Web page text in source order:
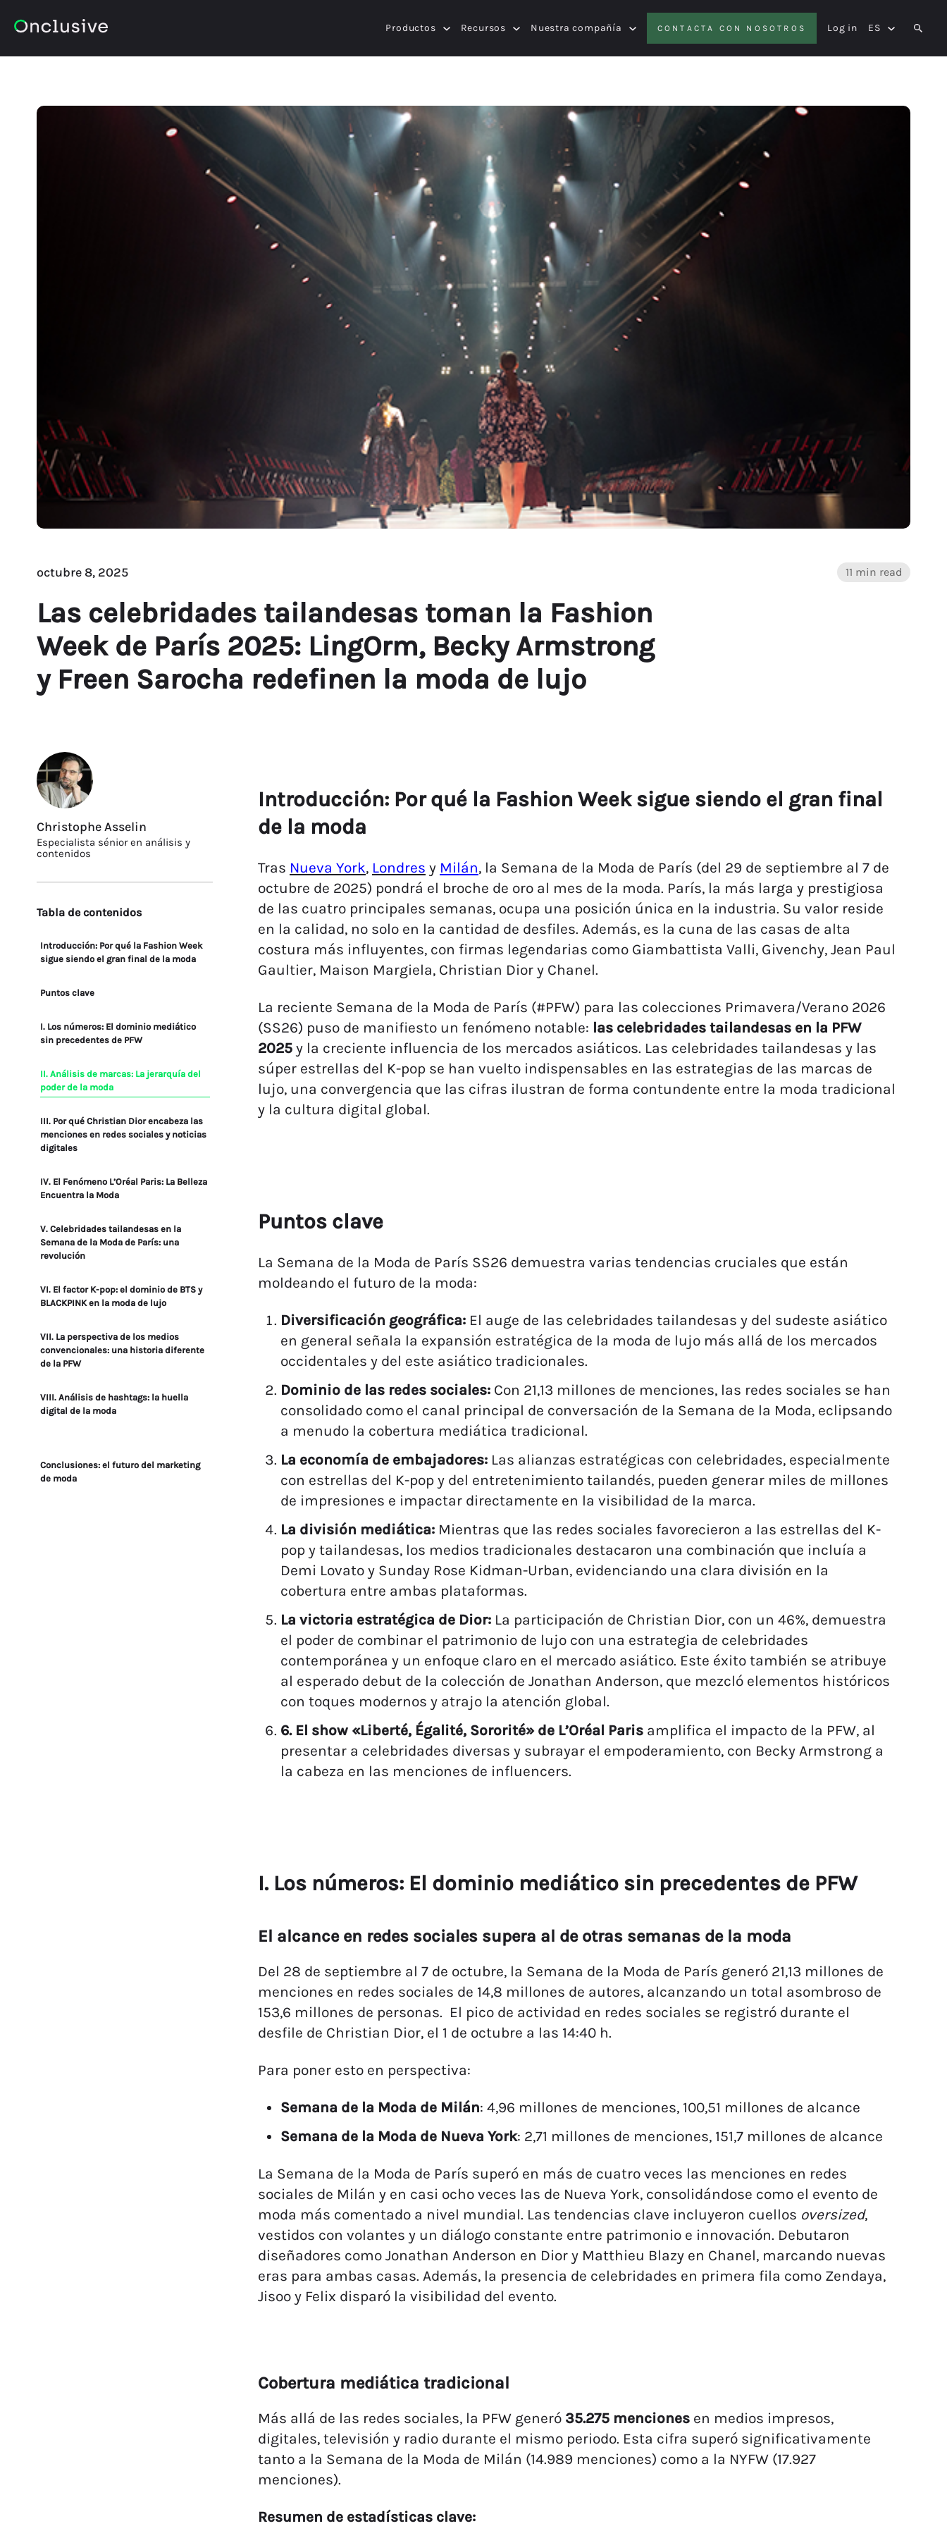
Productos Recursos Nuestra compañía CONTACTA CON NOSOTROS Log in ES
octubre 8, 2025 11 min read
Las celebridades tailandesas toman la Fashion
Week de París 2025: LingOrm, Becky Armstrong
y Freen Sarocha redefinen la moda de lujo
Christophe Asselin
Especialista sénior en análisis y
contenidos
Tabla de contenidos
Introducción: Por qué la Fashion Week
sigue siendo el gran final de la moda
Puntos clave
I. Los números: El dominio mediático
sin precedentes de PFW
II. Análisis de marcas: La jerarquía del
poder de la moda
III. Por qué Christian Dior encabeza las
menciones en redes sociales y noticias
digitales
IV. El Fenómeno L’Oréal Paris: La Belleza
Encuentra la Moda
V. Celebridades tailandesas en la
Semana de la Moda de París: una
revolución
VI. El factor K-pop: el dominio de BTS y
BLACKPINK en la moda de lujo
VII. La perspectiva de los medios
convencionales: una historia diferente
de la PFW
VIII. Análisis de hashtags: la huella
digital de la moda
Conclusiones: el futuro del marketing
de moda
Introducción: Por qué la Fashion Week sigue siendo el gran final
de la moda
Tras Nueva York, Londres y Milán, la Semana de la Moda de París (del 29 de septiembre al 7 de
octubre de 2025) pondrá el broche de oro al mes de la moda. París, la más larga y prestigiosa
de las cuatro principales semanas, ocupa una posición única en la industria. Su valor reside
en la calidad, no solo en la cantidad de desfiles. Además, es la cuna de las casas de alta
costura más influyentes, con firmas legendarias como Giambattista Valli, Givenchy, Jean Paul
Gaultier, Maison Margiela, Christian Dior y Chanel.
La reciente Semana de la Moda de París (#PFW) para las colecciones Primavera/Verano 2026
(SS26) puso de manifiesto un fenómeno notable: las celebridades tailandesas en la PFW
2025 y la creciente influencia de los mercados asiáticos. Las celebridades tailandesas y las
súper estrellas del K-pop se han vuelto indispensables en las estrategias de las marcas de
lujo, una convergencia que las cifras ilustran de forma contundente entre la moda tradicional
y la cultura digital global.
Puntos clave
La Semana de la Moda de París SS26 demuestra varias tendencias cruciales que están
moldeando el futuro de la moda:
Diversificación geográfica: El auge de las celebridades tailandesas y del sudeste asiático
en general señala la expansión estratégica de la moda de lujo más allá de los mercados
occidentales y del este asiático tradicionales.
Dominio de las redes sociales: Con 21,13 millones de menciones, las redes sociales se han
consolidado como el canal principal de conversación de la Semana de la Moda, eclipsando
a menudo la cobertura mediática tradicional.
La economía de embajadores: Las alianzas estratégicas con celebridades, especialmente
con estrellas del K-pop y del entretenimiento tailandés, pueden generar miles de millones
de impresiones e impactar directamente en la visibilidad de la marca.
La división mediática: Mientras que las redes sociales favorecieron a las estrellas del K-
pop y tailandesas, los medios tradicionales destacaron una combinación que incluía a
Demi Lovato y Sunday Rose Kidman-Urban, evidenciando una clara división en la
cobertura entre ambas plataformas.
La victoria estratégica de Dior: La participación de Christian Dior, con un 46%, demuestra
el poder de combinar el patrimonio de lujo con una estrategia de celebridades
contemporánea y un enfoque claro en el mercado asiático. Este éxito también se atribuye
al esperado debut de la colección de Jonathan Anderson, que mezcló elementos históricos
con toques modernos y atrajo la atención global.
6. El show «Liberté, Égalité, Sororité» de L’Oréal Paris amplifica el impacto de la PFW, al
presentar a celebridades diversas y subrayar el empoderamiento, con Becky Armstrong a
la cabeza en las menciones de influencers.
I. Los números: El dominio mediático sin precedentes de PFW
El alcance en redes sociales supera al de otras semanas de la moda
Del 28 de septiembre al 7 de octubre, la Semana de la Moda de París generó 21,13 millones de
menciones en redes sociales de 14,8 millones de autores, alcanzando un total asombroso de
153,6 millones de personas. El pico de actividad en redes sociales se registró durante el
desfile de Christian Dior, el 1 de octubre a las 14:40 h.
Para poner esto en perspectiva:
Semana de la Moda de Milán: 4,96 millones de menciones, 100,51 millones de alcance
Semana de la Moda de Nueva York: 2,71 millones de menciones, 151,7 millones de alcance
La Semana de la Moda de París superó en más de cuatro veces las menciones en redes
sociales de Milán y en casi ocho veces las de Nueva York, consolidándose como el evento de
moda más comentado a nivel mundial. Las tendencias clave incluyeron cuellos oversized,
vestidos con volantes y un diálogo constante entre patrimonio e innovación. Debutaron
diseñadores como Jonathan Anderson en Dior y Matthieu Blazy en Chanel, marcando nuevas
eras para ambas casas. Además, la presencia de celebridades en primera fila como Zendaya,
Jisoo y Felix disparó la visibilidad del evento.
Cobertura mediática tradicional
Más allá de las redes sociales, la PFW generó 35.275 menciones en medios impresos,
digitales, televisión y radio durante el mismo periodo. Esta cifra superó significativamente
tanto a la Semana de la Moda de Milán (14.989 menciones) como a la NYFW (17.927
menciones).
Resumen de estadísticas clave: